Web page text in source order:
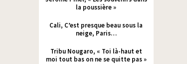
la poussière »
Cali, C’est presque beau sous la
neige, Paris…
Tribu Nougaro, « Toi là-haut et
moi tout bas on ne se quitte pas »